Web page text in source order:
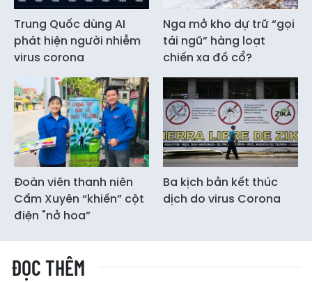
Trung Quốc dùng AI
phát hiện người nhiễm
virus corona
Nga mở kho dự trữ “gọi
tái ngũ” hàng loạt
chiến xa đồ cổ?
Đoàn viên thanh niên
Cẩm Xuyên “khiến” cột
điện "nở hoa”
Ba kịch bản kết thúc
dịch do virus Corona
ĐỌC THÊM